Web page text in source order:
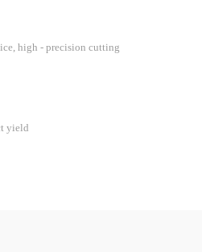
high - precision cutting
yield